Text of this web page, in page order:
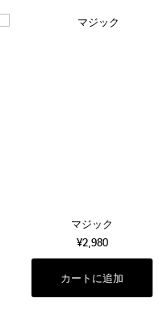
マジック
¥2,980